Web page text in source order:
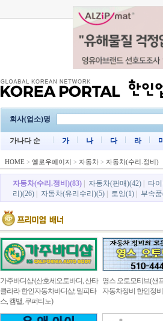
회사(업소)명
가나다 순 가 나 다 라
HOME > 옐로우페이지 > 자동차 > 자동차(수리.정비)
자동차(수리.정비)(83) 자동차(판매)(42) 타
리)(26)
자동차(유리수리)(5) 토잉(1) 부속
가주바디샵 (산호세오토바디, 산타
클라라 한인자동차바디샵, 밀피타
스, 캠밸, 쿠퍼티노)
영스 오토모티브(샌
자동차정비 한인정